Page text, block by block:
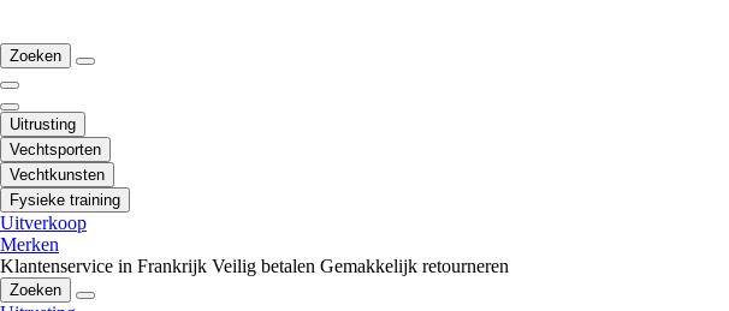
Zoeken
Uitrusting
Vechtsporten
Vechtkunsten
Fysieke training
Uitverkoop
Merken
Klantenservice in Frankrijk Veilig betalen Gemakkelijk retourneren
Zoeken